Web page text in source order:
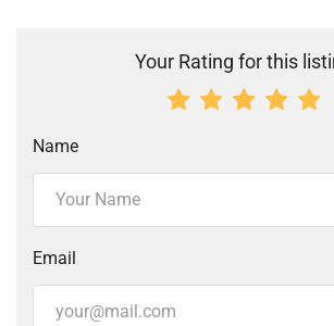
Your Rating for this
Name
Email